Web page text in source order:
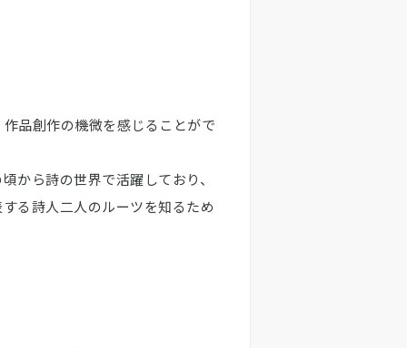
作品創作の機微を感じることがで
から詩の世界で活躍しており、
る詩人二人のルーツを知るため